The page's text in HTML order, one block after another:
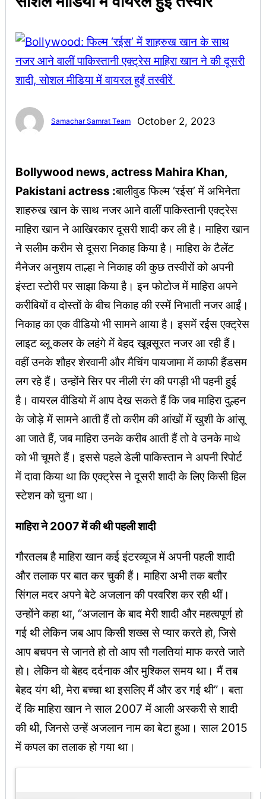
Samachar Samrat Team October 2, 2023
Bollywood news, actress Mahira Khan,
Pakistani actress :बालीवुड फिल्म ‘रईस’ में अभिनेता
शाहरुख खान के साथ नजर आने वालीं पाकिस्तानी एक्ट्रेस
माहिरा खान ने आखिरकार दूसरी शादी कर ली है। माहिरा खान
ने सलीम करीम से दूसरा निकाह किया है। माहिरा के टैलेंट
मैनेजर अनुशय ताल्हा ने निकाह की कुछ तस्वीरों को अपनी
इंस्टा स्टोरी पर साझा किया है। इन फोटोज में माहिरा अपने
करीबियों व दोस्तों के बीच निकाह की रस्में निभाती नजर आईं।
निकाह का एक वीडियो भी सामने आया है। इसमें रईस एक्ट्रेस
लाइट ब्लू कलर के लहंगे में बेहद खूबसूरत नजर आ रही हैं।
वहीं उनके शौहर शेरवानी और मैचिंग पायजामा में काफी हैंडसम
लग रहे हैं। उन्होंने सिर पर नीली रंग की पगड़ी भी पहनी हुई
है। वायरल वीडियो में आप देख सकते हैं कि जब माहिरा दुल्हन
के जोड़े में सामने आती हैं तो करीम की आंखों में खुशी के आंसू
आ जाते हैं, जब माहिरा उनके करीब आती हैं तो वे उनके माथे
को भी चूमते हैं। इससे पहले डेली पाकिस्तान ने अपनी रिपोर्ट
में दावा किया था कि एक्ट्रेस ने दूसरी शादी के लिए किसी हिल
स्टेशन को चुना था।
माहिरा ने 2007 में की थी पहली शादी
गौरतलब है माहिरा खान कई इंटरव्यूज में अपनी पहली शादी
और तलाक पर बात कर चुकी हैं। माहिरा अभी तक बतौर
सिंगल मदर अपने बेटे अजलान की परवरिश कर रही थीं।
उन्होंने कहा था, “अजलान के बाद मेरी शादी और महत्वपूर्ण हो
गई थी लेकिन जब आप किसी शख्स से प्यार करते हो, जिसे
आप बचपन से जानते हो तो आप सौ गलतियां माफ करते जाते
हो। लेकिन वो बेहद दर्दनाक और मुश्किल समय था। मैं तब
बेहद यंग थी, मेरा बच्चा था इसलिए मैं और डर गई थी”। बता
दें कि माहिरा खान ने साल 2007 में आली अस्करी से शादी
की थी, जिनसे उन्हें अजलान नाम का बेटा हुआ। साल 2015
में कपल का तलाक हो गया था।